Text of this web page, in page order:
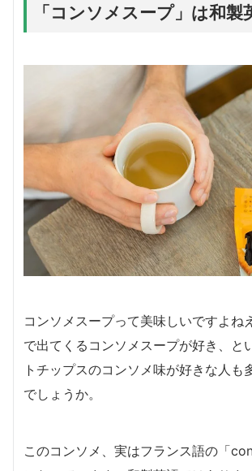
「コンソメスープ」は和製
コンソメスープって美味しいですよね
で出てくるコンソメスープが好き、と
トチップスのコンソメ味が好きな人も
でしょうか。
このコンソメ、実はフランス語の「